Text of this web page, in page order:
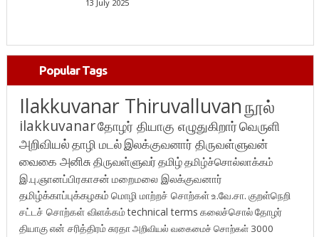
13 July 2025
Popular Tags
Ilakkuvanar Thiruvalluvanநூல்
ilakkuvanarதோழர் தியாகு எழுதுகிறார்வெருளி
அறிவியல்தாழி மடல்இலக்குவனார் திருவள்ளுவன்
வைகை அனிசுதிருவள்ளுவர்தமிழ்தமிழ்ச்சொல்லாக்கம்
இ.பு.ஞானப்பிரகாசன் மறைமலை இலக்குவனார்
தமிழ்க்காப்புக்கழகம் மொழி மாற்றச் சொற்கள்உ.வே.சா. குறள்நெறி
சட்டச் சொற்கள் விளக்கம்technical terms கலைச்சொல்தோழர்
தியாகுஎன் சரித்திரம்சுரதாஅறிவியல் வகைமைச் சொற்கள் 3000